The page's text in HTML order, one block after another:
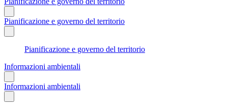
Pianificazione e governo del territorio
Pianificazione e governo del territorio
Informazioni ambientali
Informazioni ambientali